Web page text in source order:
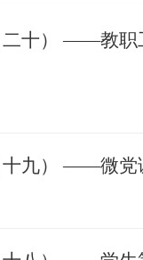
十） ——教职
九） ——微党